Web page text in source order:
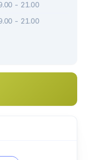
- 21.00
- 21.00